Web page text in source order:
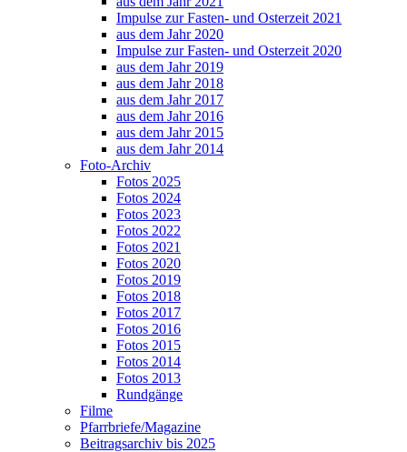
Impulse zur Fasten- und Osterzeit 2021
aus dem Jahr 2020
Impulse zur Fasten- und Osterzeit 2020
aus dem Jahr 2019
aus dem Jahr 2018
aus dem Jahr 2017
aus dem Jahr 2016
aus dem Jahr 2015
aus dem Jahr 2014
Foto-Archiv
Fotos 2025
Fotos 2024
Fotos 2023
Fotos 2022
Fotos 2021
Fotos 2020
Fotos 2019
Fotos 2018
Fotos 2017
Fotos 2016
Fotos 2015
Fotos 2014
Fotos 2013
Rundgänge
Filme
Pfarrbriefe/Magazine
Beitragsarchiv bis 2025